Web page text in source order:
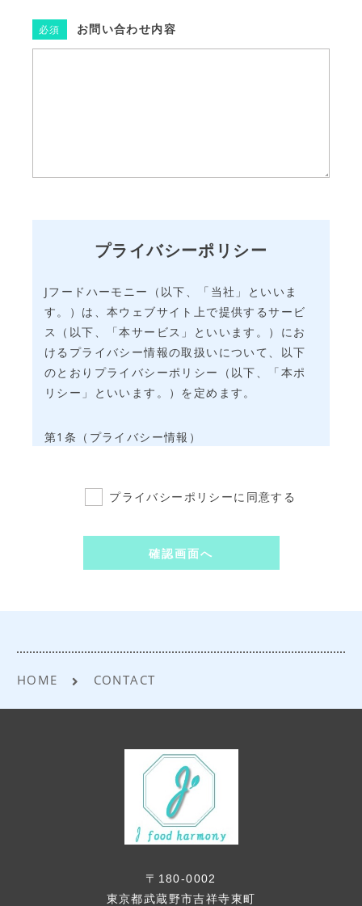
必須 お問い合わせ内容
プライバシーポリシー
Jフードハーモニー（以下、「当社」といいま
す。）は、本ウェブサイト上で提供するサービ
ス（以下、「本サービス」といいます。）にお
けるプライバシー情報の取扱いについて、以下
のとおりプライバシーポリシー（以下、「本ポ
リシー」といいます。）を定めます。
第1条（プライバシー情報）
は、個人情報保護法にいう「個人情報」を
指すものとし、生存する個人に関する情報
月日、住所、電話番号、連絡先その他の記
述等により特定の個人を識別できる情報を
報」以外のものをいい、ご利用いただいた
なったページや広告の履歴、ユーザーが検
索された検索キーワード、ご利用日時、ご
別、職業、年齢、ユーザーのIPアドレス、ク
ッキー情報、位置情報、端末の個体識別情
報などを指します。
第2条（プライバシー情報の収集方法）
当社は、ユーザーが利用登録をする際に氏
名、生年月日、住所、電話番号、メールア
プライバシーポリシーに同意する
HOME CONTACT
〒180-0002
東京都武蔵野市吉祥寺東町